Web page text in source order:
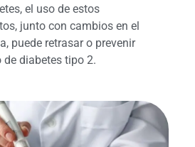
el uso de estos
junto con cambios en el
puede retrasar o prevenir
de diabetes tipo 2.